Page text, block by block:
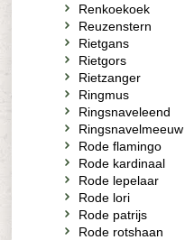
Renkoekoek
Reuzenstern
Rietgans
Rietgors
Rietzanger
Ringmus
Ringsnaveleend
Ringsnavelmeeuw
Rode flamingo
Rode kardinaal
Rode lepelaar
Rode lori
Rode patrijs
Rode rotshaan